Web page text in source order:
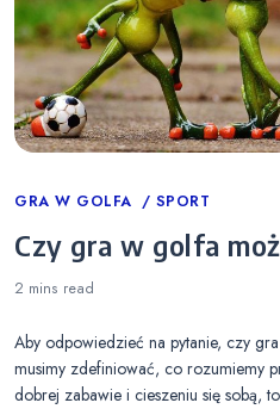
Categories
GRA W GOLFA SPORT
Czy gra w golfa
2 mins read
Aby odpowiedzieć na pytanie, czy
musimy zdefiniować, co rozumiemy
dobrej zabawie i cieszeniu się sobą,